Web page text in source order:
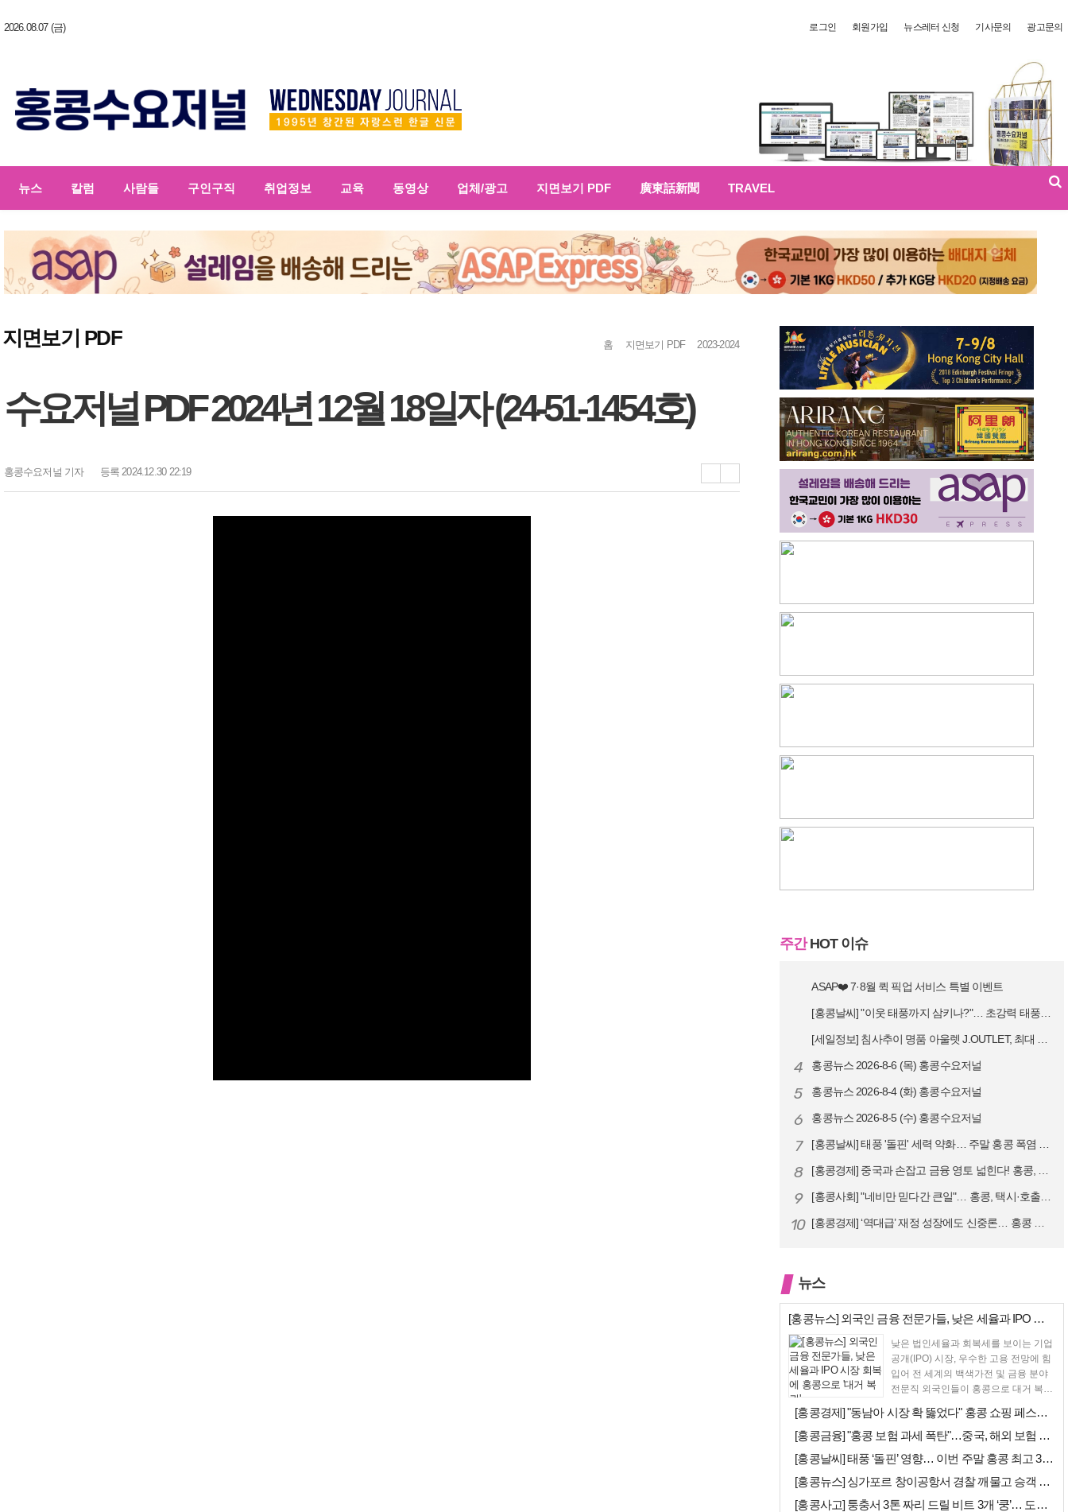
2026.08.07 (금) 로그인 회원가입 뉴스레터 신청 기사문의 광고문의
뉴스 칼럼 사람들 구인구직 취업정보 교육 동영상 업체/광고 지면보기 PDF 廣東話新聞 TRAVEL
지면보기 PDF 홈 지면보기 PDF 2023-2024
수요저널 PDF 2024년 12월 18일자 (24-51-1454호)
홍콩수요저널 기자 등록 2024.12.30 22:19
주간HOT 이슈
ASAP❤️ 7·8월 퀵 픽업 서비스 특별 이벤트
[홍콩날씨] "이웃 태풍까지 삼키나?"… 초강력 태풍 '돌핀' 세력 재확…
[세일정보] 침사추이 명품 아울렛 J.OUTLET, 최대 90% 빅 세일…
4 홍콩뉴스 2026-8-6 (목) 홍콩수요저널
5 홍콩뉴스 2026-8-4 (화) 홍콩수요저널
6 홍콩뉴스 2026-8-5 (수) 홍콩수요저널
7 [홍콩날씨] 태풍 '돌핀' 세력 약화… 주말 홍콩 폭염 예고
8 [홍콩경제] 중국과 손잡고 금융 영토 넓힌다! 홍콩, 10대 신규 정책 …
9 [홍콩사회] "네비만 믿다간 큰일"… 홍콩, 택시·호출차 통합 시험 도입…
10 [홍콩경제] ‘역대급’ 재정 성장에도 신중론… 홍콩 GDP 전망 상향 속…
뉴스
[홍콩뉴스] 외국인 금융 전문가들, 낮은 세율과 IPO 시장 회복에 홍콩…
낮은 법인세율과 회복세를 보이는 기업
공개(IPO) 시장, 우수한 고용 전망에 힘
입어 전 세계의 백색가전 및 금융 분야
전문직 외국인들이 홍콩으로 대거 복귀
[홍콩경제] "동남아 시장 확 뚫었다" 홍콩 쇼핑 페스티벌, 매출 대박 …
[홍콩금융] "홍콩 보험 과세 폭탄"…중국, 해외 보험 수익에 20% 세…
[홍콩날씨] 태풍 ‘돌핀’ 영향… 이번 주말 홍콩 최고 36도 폭염 비상
[홍콩뉴스] 싱가포르 창이공항서 경찰 깨물고 승객 폭행한 홍콩 모자, 결…
[홍콩사고] 퉁충서 3톤 짜리 드릴 비트 3개 ‘쿵’… 도로 파손·교통 …